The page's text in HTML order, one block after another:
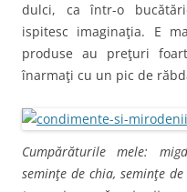
dulci, ca într-o
ispitesc imaginaţia. E
produse au preţuri
înarmaţi cu un pic de
Cumpărăturile mele:
seminţe de chia, seminţe